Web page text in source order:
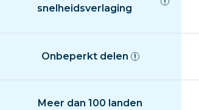
snelheidsverlaging
Onbeperkt delen
Meer dan 100 landen